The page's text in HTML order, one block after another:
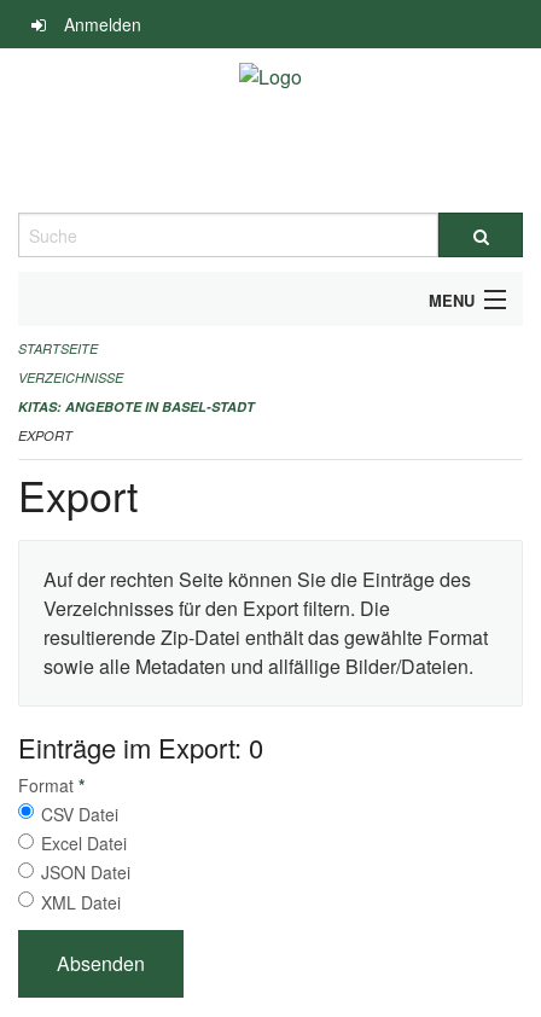
Navigation
überspringen
Anmelden
Suche
MENU
ALLGEMEINE INFORMATIONEN
IMPRESSUM
STARTSEITE
VERZEICHNISSE
KITAS: ANGEBOTE IN BASEL-STADT
EXPORT
Export
Auf der rechten Seite können Sie die Einträge des
Verzeichnisses für den Export filtern. Die
resultierende Zip-Datei enthält das gewählte Format
sowie alle Metadaten und allfällige Bilder/Dateien.
Einträge im Export: 0
Format *
CSV Datei
Excel Datei
JSON Datei
XML Datei